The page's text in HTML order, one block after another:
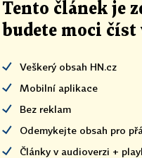
Tento článek je
budete moci číst
Veškerý obsah HN.cz
Mobilní aplikace
Bez reklam
Odemykejte obsah pro
Články v audioverzi +